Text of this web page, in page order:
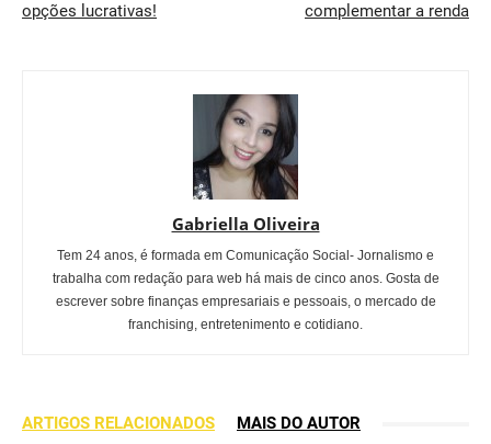
opções lucrativas!
complementar a renda
Gabriella Oliveira
Tem 24 anos, é formada em Comunicação Social- Jornalismo e
trabalha com redação para web há mais de cinco anos. Gosta de
escrever sobre finanças empresariais e pessoais, o mercado de
franchising, entretenimento e cotidiano.
ARTIGOS RELACIONADOS MAIS DO AUTOR